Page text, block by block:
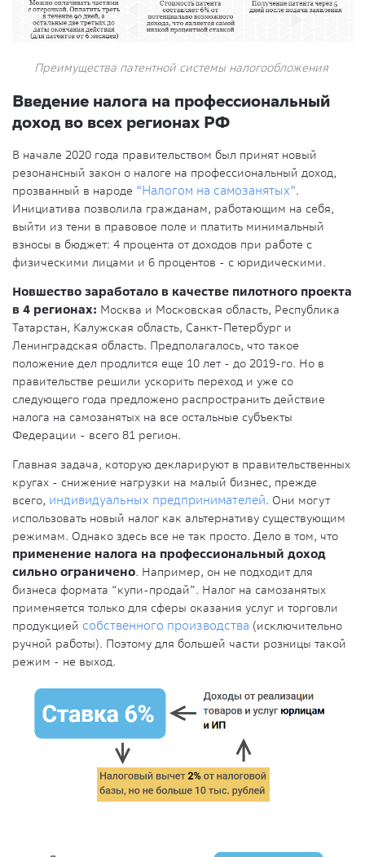
Преимущества патентной системы налогообложения
Введение налога на профессиональный
доход во всех регионах РФ
В начале 2020 года правительством был принят новый
резонансный закон о налоге на профессиональный доход,
прозванный в народе “Налогом на самозанятых”.
Инициатива позволила гражданам, работающим на себя,
выйти из тени в правовое поле и платить минимальный
взносы в бюджет: 4 процента от доходов при работе с
физическими лицами и 6 процентов - с юридическими.
Новшество заработало в качестве пилотного проекта
в 4 регионах: Москва и Московская область, Республика
Татарстан, Калужская область, Санкт-Петербург и
Ленинградская область. Предполагалось, что такое
положение дел продлится еще 10 лет - до 2019-го. Но в
правительстве решили ускорить переход и уже со
следующего года предложено распространить действие
налога на самозанятых на все остальные субъекты
Федерации - всего 81 регион.
Главная задача, которую декларируют в правительственных
кругах - снижение нагрузки на малый бизнес, прежде
всего, индивидуальных предпринимателей. Они могут
использовать новый налог как альтернативу существующим
режимам. Однако здесь все не так просто. Дело в том, что
применение налога на профессиональный доход
сильно ограничено. Например, он не подходит для
бизнеса формата “купи-продай”. Налог на самозанятых
применяется только для сферы оказания услуг и торговли
продукцией собственного производства (исключительно
ручной работы). Поэтому для большей части розницы такой
режим - не выход.